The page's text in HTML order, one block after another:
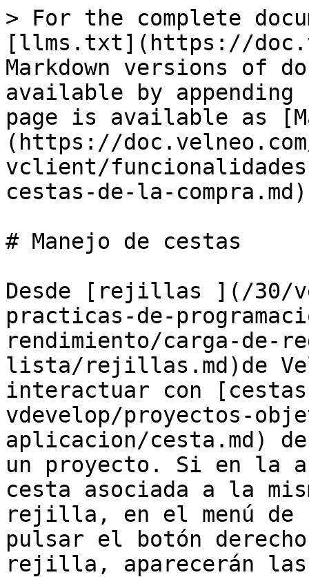
> For the complete
[llms.txt](https://
Markdown versions of
available by
page is available as
(https://
vclient/
cestas-de-la-
# Manejo de cestas
Desde [rejillas ](/30/
practicas-de-
rendimiento/carga-de-
lista/rejillas.md)de
interactuar con
vdevelop/proyectos-
aplicacion/cesta.md)
un proyecto. Si en la
cesta asociada a la
rejilla, en el menú de
pulsar el botón
rejilla, aparecerán